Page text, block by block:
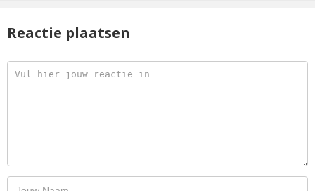
Reactie plaatsen